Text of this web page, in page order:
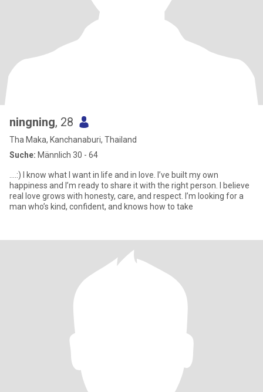
ningning, 28
Tha Maka, Kanchanaburi, Thailand
Suche: Männlich 30 - 64
....:) I know what I want in life and in love. I’ve built my own
happiness and I’m ready to share it with the right person. I believe
real love grows with honesty, care, and respect. I’m looking for a
man who’s kind, confident, and knows how to take